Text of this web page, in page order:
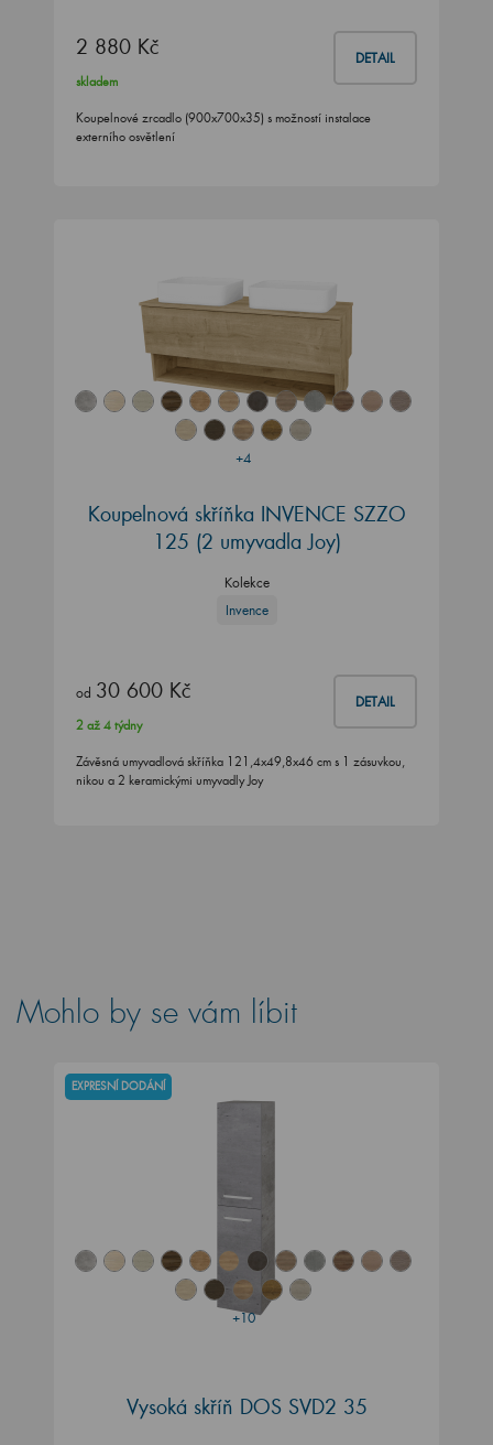
2 880 Kč DETAIL
skladem
Koupelnové zrcadlo (900x700x35) s možností instalace
externího osvětlení
+4
Koupelnová skříňka INVENCE SZZO
125 (2 umyvadla Joy)
Kolekce
Invence
od 30 600 Kč DETAIL
2 až 4 týdny
Závěsná umyvadlová skříňka 121,4x49,8x46 cm s 1 zásuvkou,
nikou a 2 keramickými umyvadly Joy
Mohlo by se vám líbit
+10
EXPRESNÍ DODÁNÍ
Vysoká skříň DOS SVD2 35